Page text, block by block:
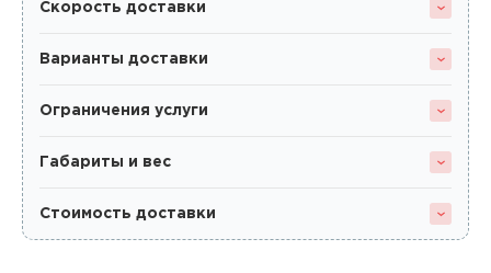
Скорость доставки
Варианты доставки
Ограничения услуги
Габариты и вес
Стоимость доставки